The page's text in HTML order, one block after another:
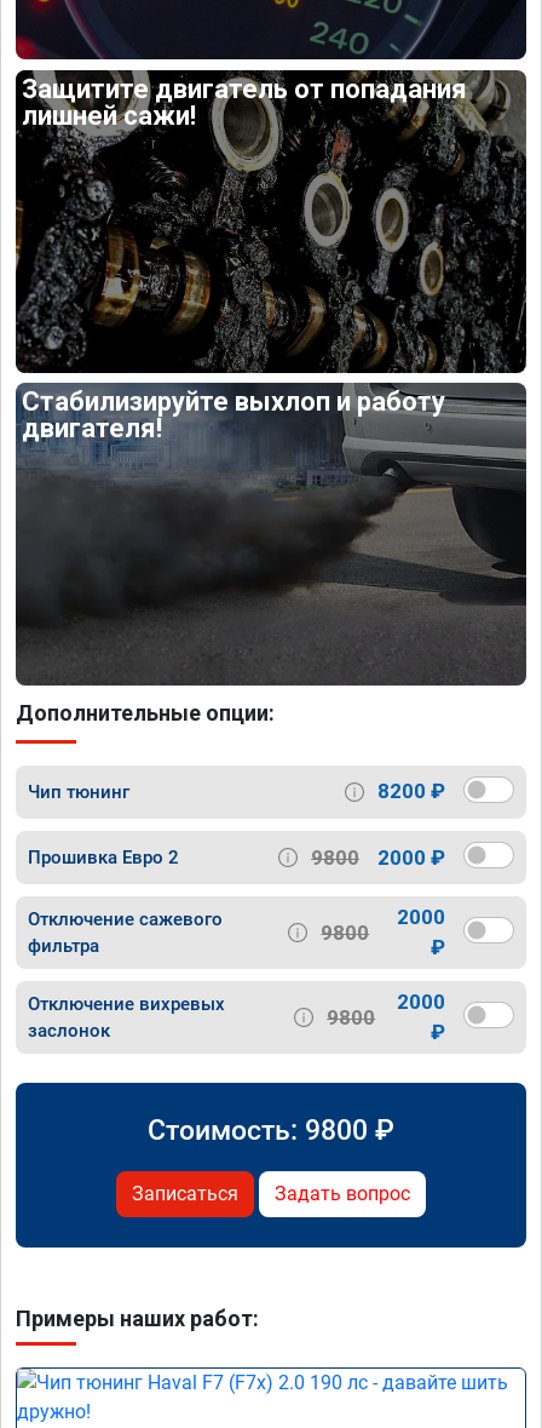
Защитите двигатель от попадания
лишней сажи!
Стабилизируйте выхлоп и работу
двигателя!
Дополнительные опции:
Чип тюнинг 8200 ₽
Прошивка Евро 2 9800 2000 ₽
Отключение сажевого
фильтра
9800
2000
₽
Отключение вихревых
заслонок
9800
2000
₽
Стоимость: 9800 ₽
Записаться Задать вопрос
Примеры наших работ: